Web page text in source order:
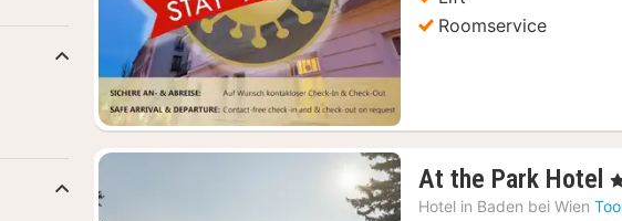
Roomservice
At the Park Hotel 1
,
Hotel in Baden bei Wien